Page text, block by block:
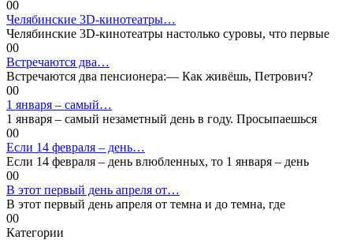
00
Челябинские 3D-кинотеатры…
Челябинские 3D-кинотеатры настолько суровы, что первые
00
Встречаются два…
Встречаются два пенсионера:— Как живёшь, Петрович?
00
1 января – самый…
1 января – самый незаметный день в году. Просыпаешься
00
Если 14 февраля – день…
Если 14 февраля – день влюбленных, то 1 января – день
00
В этот первый день апреля от…
В этот первый день апреля от темна и до темна, где
00
Категории